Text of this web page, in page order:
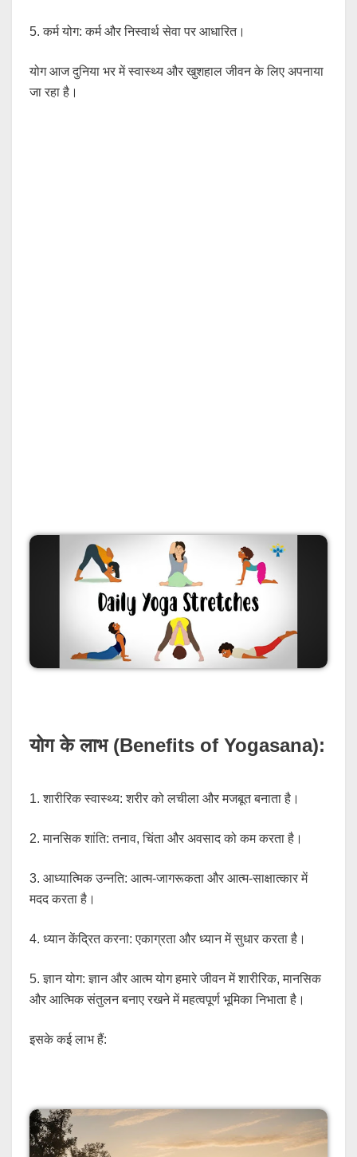
5. कर्म योग: कर्म और निस्वार्थ सेवा पर आधारित।
योग आज दुनिया भर में स्वास्थ्य और खुशहाल जीवन के लिए अपनाया
जा रहा है।
योग के लाभ (Benefits of Yogasana):
1. शारीरिक स्वास्थ्य: शरीर को लचीला और मजबूत बनाता है।
2. मानसिक शांति: तनाव, चिंता और अवसाद को कम करता है।
3. आध्यात्मिक उन्नति: आत्म-जागरूकता और आत्म-साक्षात्कार में
मदद करता है।
4. ध्यान केंद्रित करना: एकाग्रता और ध्यान में सुधार करता है।
5. ज्ञान योग: ज्ञान और आत्म योग हमारे जीवन में शारीरिक, मानसिक
और आत्मिक संतुलन बनाए रखने में महत्वपूर्ण भूमिका निभाता है।
इसके कई लाभ हैं: